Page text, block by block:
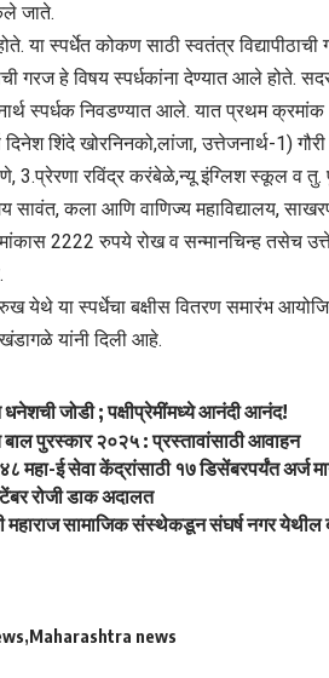
जाते.
या स्पर्धेत कोकण साठी स्वतंत्र
गरज हे विषय स्पर्धकांना देण्यात आले होते.
स्पर्धक निवडण्यात आले. यात प्रथम
दिनेश शिंदे खोरनिनको,लांजा, उत्तेजनार्थ-1)
3.प्रेरणा रविंद्र करंबेळे,न्यू इंग्लिश स्कूल व तु.
सावंत, कला आणि वाणिज्य महाविद्यालय,
2222 रुपये रोख व सन्मानचिन्ह तसेच
येथे या स्पर्धेचा बक्षीस वितरण समारंभ
खंडागळे यांनी दिली आहे.
जोडी ; पक्षीप्रेमींमध्ये आनंदी आनंद!
बाल पुरस्कार २०२५ : प्रस्तावांसाठी आवाहन
महा-ई सेवा केंद्रांसाठी १७ डिसेंबरपर्यंत अर्ज
रोजी डाक अदालत
महाराज सामाजिक संस्थेकडून संघर्ष नगर येथील
Maharashtra news